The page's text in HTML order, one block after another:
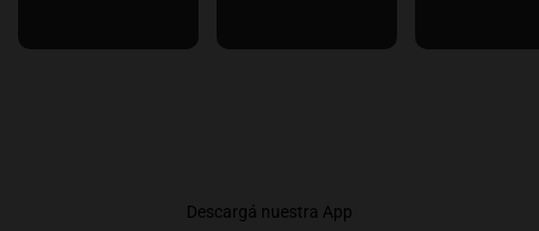
Descargá nuestra App